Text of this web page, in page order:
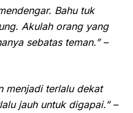
Bahu tuk
Akulah orang yang
sebatas teman.” –
menjadi terlalu dekat
jauh untuk digapai.” –